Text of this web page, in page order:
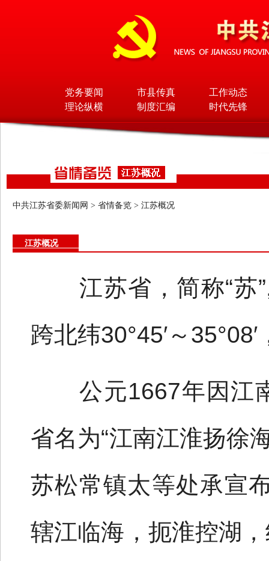
党务要闻 市县传真
工作动态
理论纵横
制度汇编 时代先锋
中共江苏省委新闻网 > 省情备览 > 江苏概况
江苏概况
江苏省，简称“苏”,
跨北纬30°45′～
公元1667年因江南
省名为“江南江淮扬徐
苏松常镇太等处承宣
辖江临海，扼淮控湖